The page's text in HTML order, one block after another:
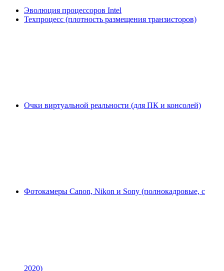
Эволюция процессоров Intel
Техпроцесс (плотность размещения транзисторов)
Очки виртуальной реальности (для ПК и консолей)
Фотокамеры Canon, Nikon и Sony (полнокадровые, с
2020)